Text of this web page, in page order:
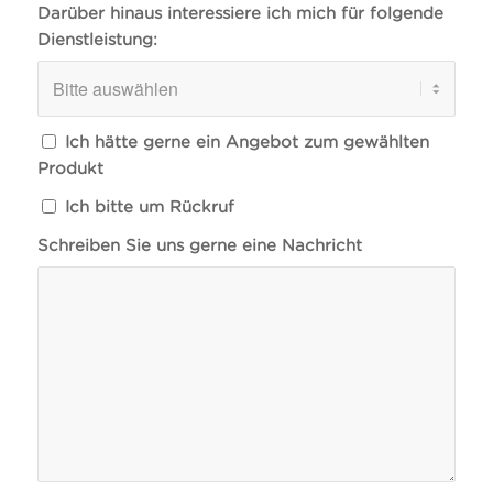
Darüber hinaus interessiere ich mich für folgende
Dienstleistung:
Ich hätte gerne ein Angebot zum gewählten
Produkt
Ich bitte um Rückruf
Schreiben Sie uns gerne eine Nachricht